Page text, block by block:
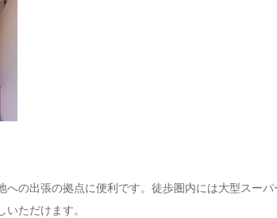
への出張の拠点に便利です。徒歩圏内には大型スー
ただけます。